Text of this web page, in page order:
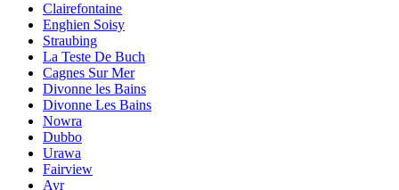
Clairefontaine
Enghien Soisy
Straubing
La Teste De Buch
Cagnes Sur Mer
Divonne les Bains
Divonne Les Bains
Nowra
Dubbo
Urawa
Fairview
Ayr